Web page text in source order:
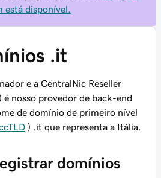
está disponível.
.it
e a CentralNic Reseller
é nosso provedor de back-end
de domínio de primeiro nível
) .it que representa a Itália.
domínios